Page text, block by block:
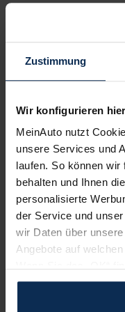
Zustimmung
Wir konfigurieren
MeinAuto nutzt
unsere Services und
laufen. So können
behalten und Ihnen
personalisierte
der Service und
wir Daten über
Angebote auf
und erlauben uns
verwenden und diese
Cupra
Citroen